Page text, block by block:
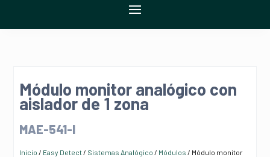
Módulo monitor analógico con
aislador de 1 zona
MAE-541-I
Inicio / Easy Detect/ Sistemas Analógico / Módulos / Módulo monitor